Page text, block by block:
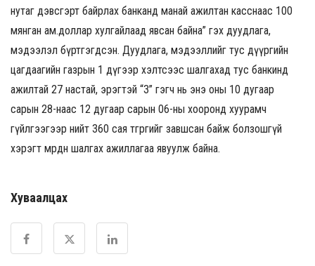
нутаг дэвсгэрт байрлах банканд манай ажилтан касснаас 100
мянган ам.доллар хулгайлаад явсан байна” гэх дуудлага,
мэдээлэл бүртгэгдсэн. Дуудлага, мэдээллийг тус дүүргийн
цагдаагийн газрын 1 дүгээр хэлтсээс шалгахад тус банкинд
ажилтай 27 настай, эрэгтэй “З” гэгч нь энэ оны 10 дугаар
сарын 28-наас 12 дугаар сарын 06-ны хооронд хуурамч
гүйлгээгээр нийт 360 сая төгрөгийг завшсан байж болзошгүй
хэрэгт мөрдөн шалгах ажиллагаа явуулж байна.
Хуваалцах